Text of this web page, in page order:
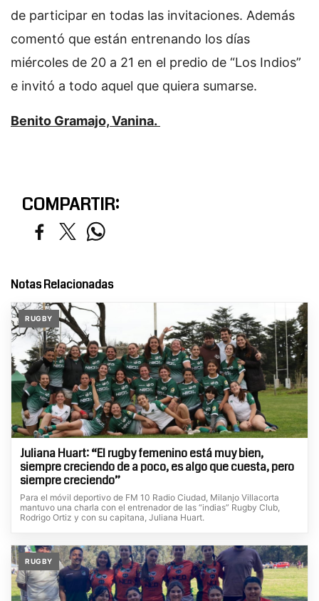
de participar en todas las invitaciones. Además
comentó que están entrenando los días
miércoles de 20 a 21 en el predio de “Los Indios”
e invitó a todo aquel que quiera sumarse.
Benito Gramajo, Vanina.
COMPARTIR:
Notas Relacionadas
RUGBY
Juliana Huart: “El rugby femenino está muy bien,
siempre creciendo de a poco, es algo que cuesta, pero
siempre creciendo”
Para el móvil deportivo de FM 10 Radio Ciudad, Milanjo Villacorta
mantuvo una charla con el entrenador de las “indias” Rugby Club,
Rodrigo Ortiz y con su capitana, Juliana Huart.
RUGBY